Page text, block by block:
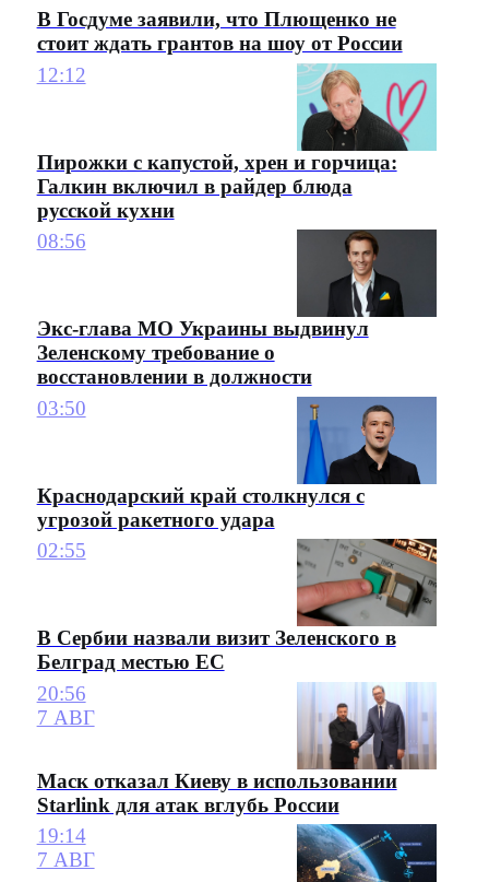
В Госдуме заявили, что Плющенко не
стоит ждать грантов на шоу от России
12:12
Пирожки с капустой, хрен и горчица:
Галкин включил в райдер блюда
русской кухни
08:56
Экс-глава МО Украины выдвинул
Зеленскому требование о
восстановлении в должности
03:50
Краснодарский край столкнулся с
угрозой ракетного удара
02:55
В Сербии назвали визит Зеленского в
Белград местью ЕС
20:56
7 АВГ
Маск отказал Киеву в использовании
Starlink для атак вглубь России
19:14
7 АВГ